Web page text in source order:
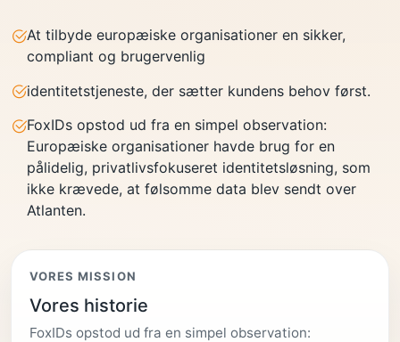
At tilbyde europæiske organisationer en sikker,
compliant og brugervenlig
identitetstjeneste, der sætter kundens behov først.
FoxIDs opstod ud fra en simpel observation:
Europæiske organisationer havde brug for en
pålidelig, privatlivsfokuseret identitetsløsning, som
ikke krævede, at følsomme data blev sendt over
Atlanten.
VORES MISSION
Vores historie
FoxIDs opstod ud fra en simpel observation: